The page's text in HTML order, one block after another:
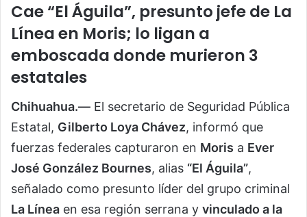
Cae “El Águila”, presunto jefe de La
Línea en Moris; lo ligan a
emboscada donde murieron 3
estatales
Chihuahua.— El secretario de Seguridad Pública
Estatal, Gilberto Loya Chávez, informó que
fuerzas federales capturaron en Moris a Ever
José González Bournes, alias “El Águila”,
señalado como presunto líder del grupo criminal
La Línea en esa región serrana y vinculado a la